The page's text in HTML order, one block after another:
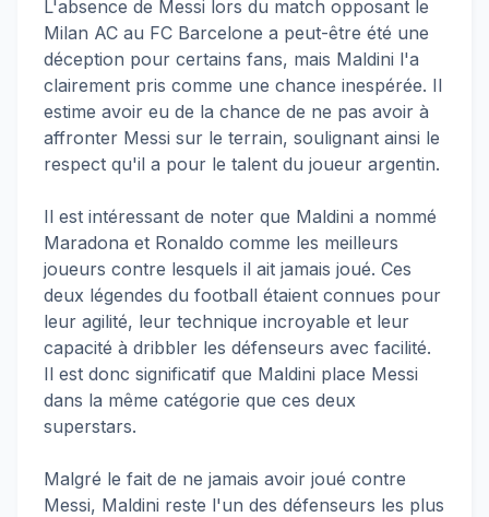
L'absence de Messi lors du match opposant le
Milan AC au FC Barcelone a peut-être été une
déception pour certains fans, mais Maldini l'a
clairement pris comme une chance inespérée. Il
estime avoir eu de la chance de ne pas avoir à
affronter Messi sur le terrain, soulignant ainsi le
respect qu'il a pour le talent du joueur argentin.
Il est intéressant de noter que Maldini a nommé
Maradona et Ronaldo comme les meilleurs
joueurs contre lesquels il ait jamais joué. Ces
deux légendes du football étaient connues pour
leur agilité, leur technique incroyable et leur
capacité à dribbler les défenseurs avec facilité.
Il est donc significatif que Maldini place Messi
dans la même catégorie que ces deux
superstars.
Malgré le fait de ne jamais avoir joué contre
Messi, Maldini reste l'un des défenseurs les plus